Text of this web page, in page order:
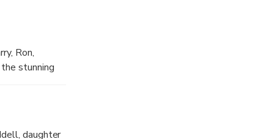
Ron,
stunning
From
Did
to
daughter